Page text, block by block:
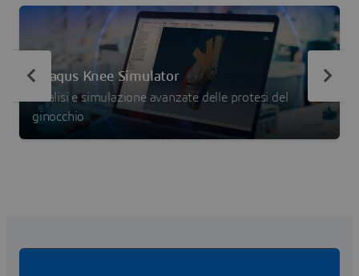
Abaqus Knee Simulator
Analisi e simulazione avanzate delle protesi del
ginocchio